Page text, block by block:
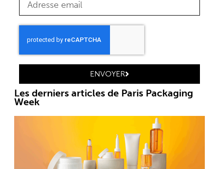
ENVOYER
Les derniers articles de Paris Packaging
Week